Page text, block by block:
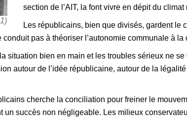
section de l’AIT, la font vivre en dépit du
Les républicains, bien que divisés, gardent le
conduit pas à théoriser l’autonomie communale à
situation bien en main et les troubles sérieux ne
autour de l’idée républicaine, autour de la
cherche la conciliation pour freiner le
un succès non négligeable. Les milieux